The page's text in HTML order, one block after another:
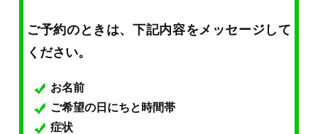
ご予約のときは、下記内容をメッセージして
ください。
お名前
ご希望の日にちと時間帯
症状